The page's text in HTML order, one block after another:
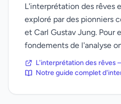
L'interprétation des rêves
exploré par des pionniers
et Carl Gustav Jung. Pour
fondements de l'analyse
L'interprétation des rêves
Notre guide complet